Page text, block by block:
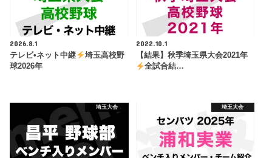
2026.8.1
テレビ•ネット中継
埼玉高校野
球2026年
2022.10.1
【結果】秋季埼玉県大会2021年
全試合結…
埼玉大会 埼玉大会